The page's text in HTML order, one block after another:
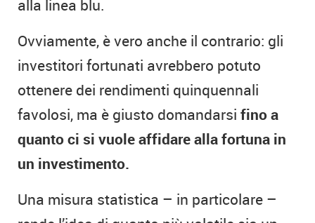
alla linea blu.
Ovviamente, è vero anche il contrario: gli
investitori fortunati avrebbero potuto
ottenere dei rendimenti quinquennali
favolosi, ma è giusto domandarsi fino a
quanto ci si vuole affidare alla fortuna in
un investimento.
Una misura statistica – in particolare –